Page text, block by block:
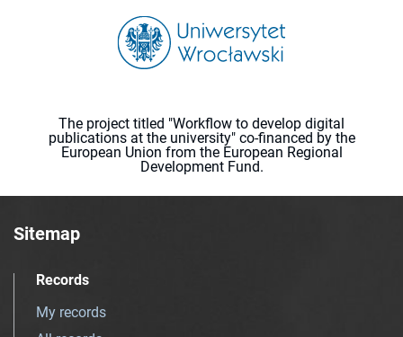
The project titled "Workflow to develop digital
publications at the university" co-financed by the
European Union from the European Regional
Development Fund.
Sitemap
Records
My records